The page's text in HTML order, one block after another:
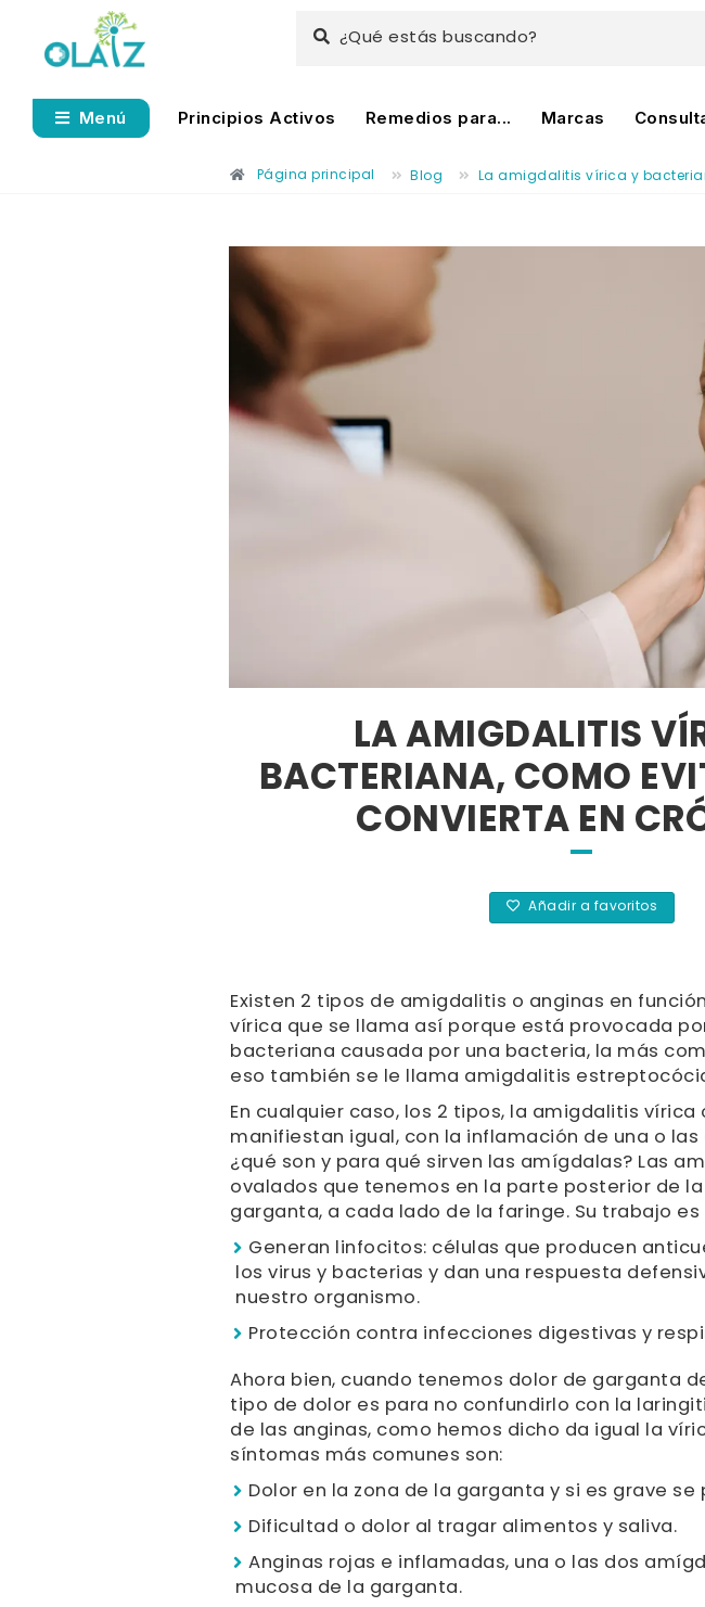
¿Qué estás buscando?
Menú Principios Activos Remedios para... Marcas
Página principal Blog La amigdalitis vírica y
LA AMIGDALITIS
BACTERIANA, COMO
CONVIERTA EN
Añadir a favoritos
Existen 2 tipos de amigdalitis o anginas en
vírica que se llama así porque está provocada
bacteriana causada por una bacteria, la más
eso también se le llama amigdalitis
En cualquier caso, los 2 tipos, la amigdalitis
manifiestan igual, con la inflamación de una o
¿qué son y para qué sirven las amígdalas? Las
ovalados que tenemos en la parte posterior de
garganta, a cada lado de la faringe. Su trabajo es
Generan linfocitos: células que producen
los virus y bacterias y dan una respuesta
nuestro organismo.
Protección contra infecciones digestivas y
Ahora bien, cuando tenemos dolor de garganta
tipo de dolor es para no confundirlo con la
de las anginas, como hemos dicho da igual la
síntomas más comunes son:
Dolor en la zona de la garganta y si es grave
Dificultad o dolor al tragar alimentos y saliva.
Anginas rojas e inflamadas, una o las dos
mucosa de la garganta.